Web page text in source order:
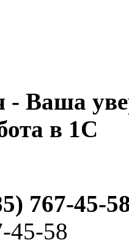
Ваша
в 1С
767-45-
45-58